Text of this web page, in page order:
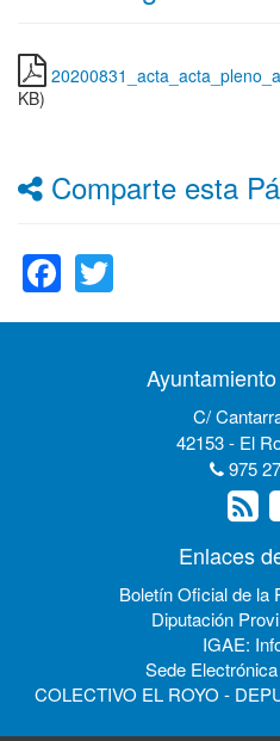
KB)
Comparte esta
Facebook
C/
42153 - El
975
Enlaces
Boletín Oficial de la
Diputación
IGAE:
Sede
COLECTIVO EL ROYO -